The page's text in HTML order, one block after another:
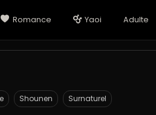
Romance Yaoi Adulte
Shounen Surnaturel